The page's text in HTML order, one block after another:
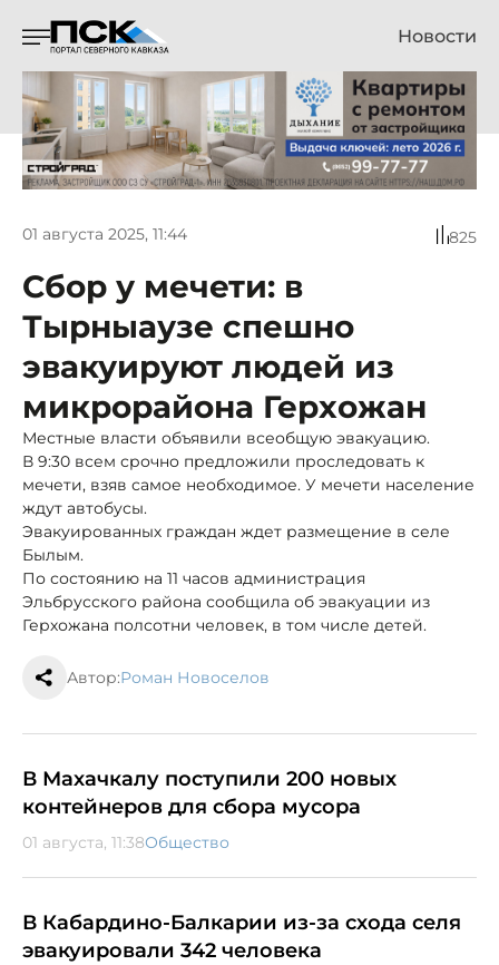
Новости
01 августа 2025, 11:44 825
Сбор у мечети: в
Тырныаузе спешно
эвакуируют людей из
микрорайона Герхожан
Местные власти объявили всеобщую эвакуацию.
В 9:30 всем срочно предложили проследовать к
мечети, взяв самое необходимое. У мечети население
ждут автобусы.
Эвакуированных граждан ждет размещение в селе
Былым.
По состоянию на 11 часов администрация
Эльбрусского района сообщила об эвакуации из
Герхожана полсотни человек, в том числе детей.
Автор:Роман Новоселов
В Махачкалу поступили 200 новых
контейнеров для сбора мусора
01 августа, 11:38Общество
В Кабардино-Балкарии из-за схода селя
эвакуировали 342 человека